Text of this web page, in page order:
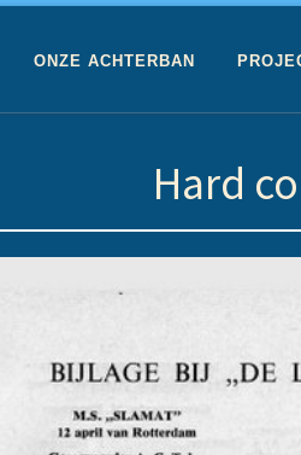
ONZE ACHTERBAN
Hard